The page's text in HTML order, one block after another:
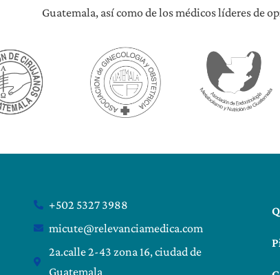
Guatemala, así como de los médicos líderes de
+502 5327 3988
micute@relevanciamedica.com
2a.calle 2-43 zona 16, ciudad de
Guatemala